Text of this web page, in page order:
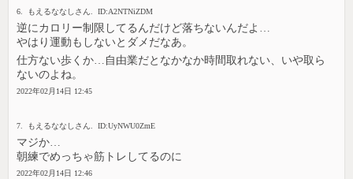
6. もえるななしさん. ID:A2NTNiZDM
逆にカロリー制限してるんだけど落ちないんだよ…
やはり運動もしないとダメだなあ。
仕方ない歩くか…自由業だとなかなか時間取れない、いや取ら
ないのよね。
2022年02月14日 12:45
7. もえるななしさん. ID:UyNWU0ZmE
マジか…
朝練でめっちゃ筋トレしてるのに
2022年02月14日 12:46